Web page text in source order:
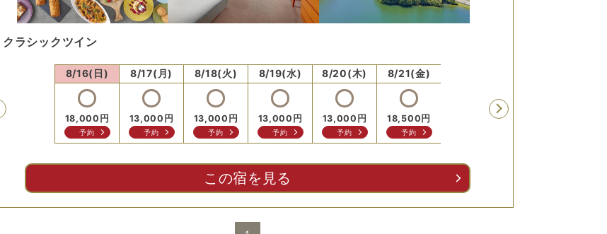
クラシックツイン
Previous
20,000
8/16(日)
18,000 円
予約
8/17(月)
13,000 円
予約
8/18(火)
13,000 円
予約
8/19(水)
13,000 円
予約
8/20(木)
13,000 円
予約
8/21(金)
18,500 円
予約
円
この宿を見る